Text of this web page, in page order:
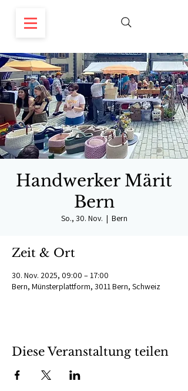
Handwerker Märit
Bern
So., 30. Nov.
  |
Bern
Zeit & Ort
30. Nov. 2025, 09:00 – 17:00
Bern, Münsterplattform, 3011 Bern, Schweiz
Diese Veranstaltung teilen